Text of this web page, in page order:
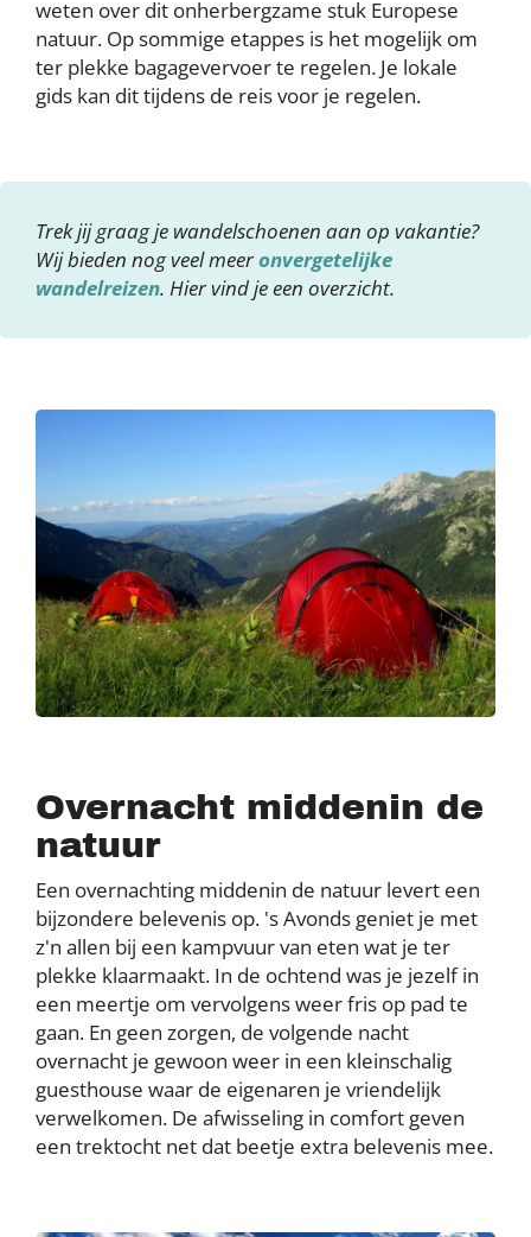
weten over dit onherbergzame stuk Europese
natuur. Op sommige etappes is het mogelijk om
ter plekke bagagevervoer te regelen. Je lokale
gids kan dit tijdens de reis voor je regelen.
Trek jij graag je wandelschoenen aan op vakantie?
Wij bieden nog veel meeronvergetelijke
wandelreizen. Hier vind je een overzicht.
Overnacht middenin de
natuur
Een overnachting middenin de natuur levert een
bijzondere belevenis op. 's Avonds geniet je met
z'n allen bij een kampvuur van eten wat je ter
plekke klaarmaakt. In de ochtend was je jezelf in
een meertje om vervolgens weer fris op pad te
gaan. En geen zorgen, de volgende nacht
overnacht je gewoon weer in een kleinschalig
guesthouse waar de eigenaren je vriendelijk
verwelkomen. De afwisseling in comfort geven
een trektocht net dat beetje extra belevenis mee.